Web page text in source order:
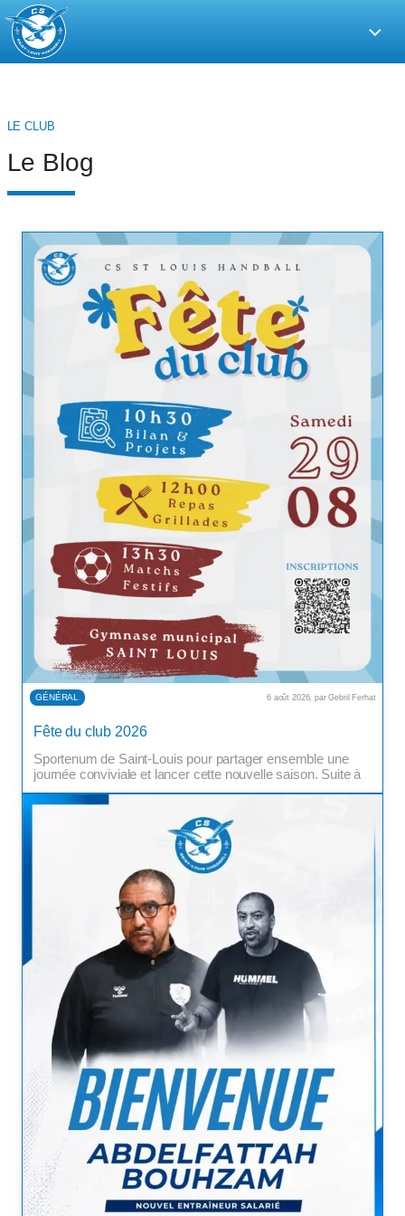
CS
LE CLUB
Le Blog
Fête du club 2026
Après son report, la Fête du Club est de retour ! Nous
Sportenum de Saint-Louis pour partager ensemble une
journée conviviale et lancer cette nouvelle saison. Suite à
un arrêté préfectoral, l’événement initialement prévu le 27
juin 2026 a dû être reporté au 29 août 2026. […]
GÉNÉRAL 6 août 2026, par Gebril Ferhat